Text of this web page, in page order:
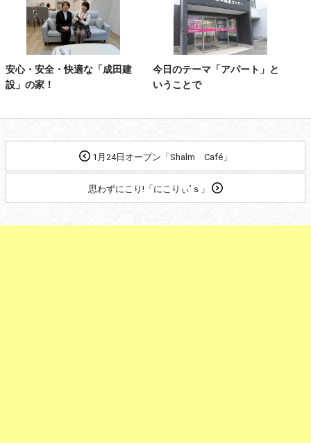
安心・安全・快適な「成田建
設」の家！
今日のテーマ「アパート」と
いうことで
1月24日オープン「Shalm Café」
思わずにこり!「にこりぃ’ｓ」